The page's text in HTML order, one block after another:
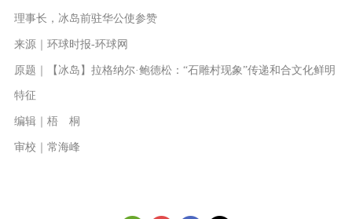
理事长，冰岛前驻华公使参赞
来源｜环球时报-环球网
原题｜【冰岛】拉格纳尔·鲍德松：“石雕村现象”传递和合文化鲜明
特征
编辑｜梧 桐
审校｜常海峰